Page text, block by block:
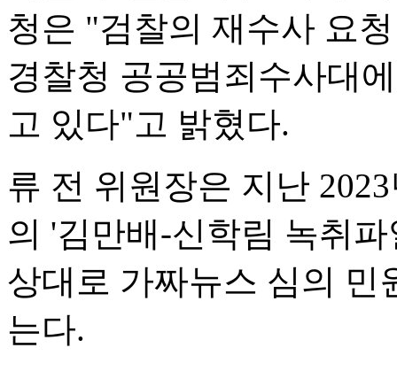
청은 "검찰의 재수사 요
경찰청 공공범죄수사대
고 있다"고 밝혔다.
류 전 위원장은 지난
의 '김만배-신학림 녹취
상대로 가짜뉴스 심의 민
는다.